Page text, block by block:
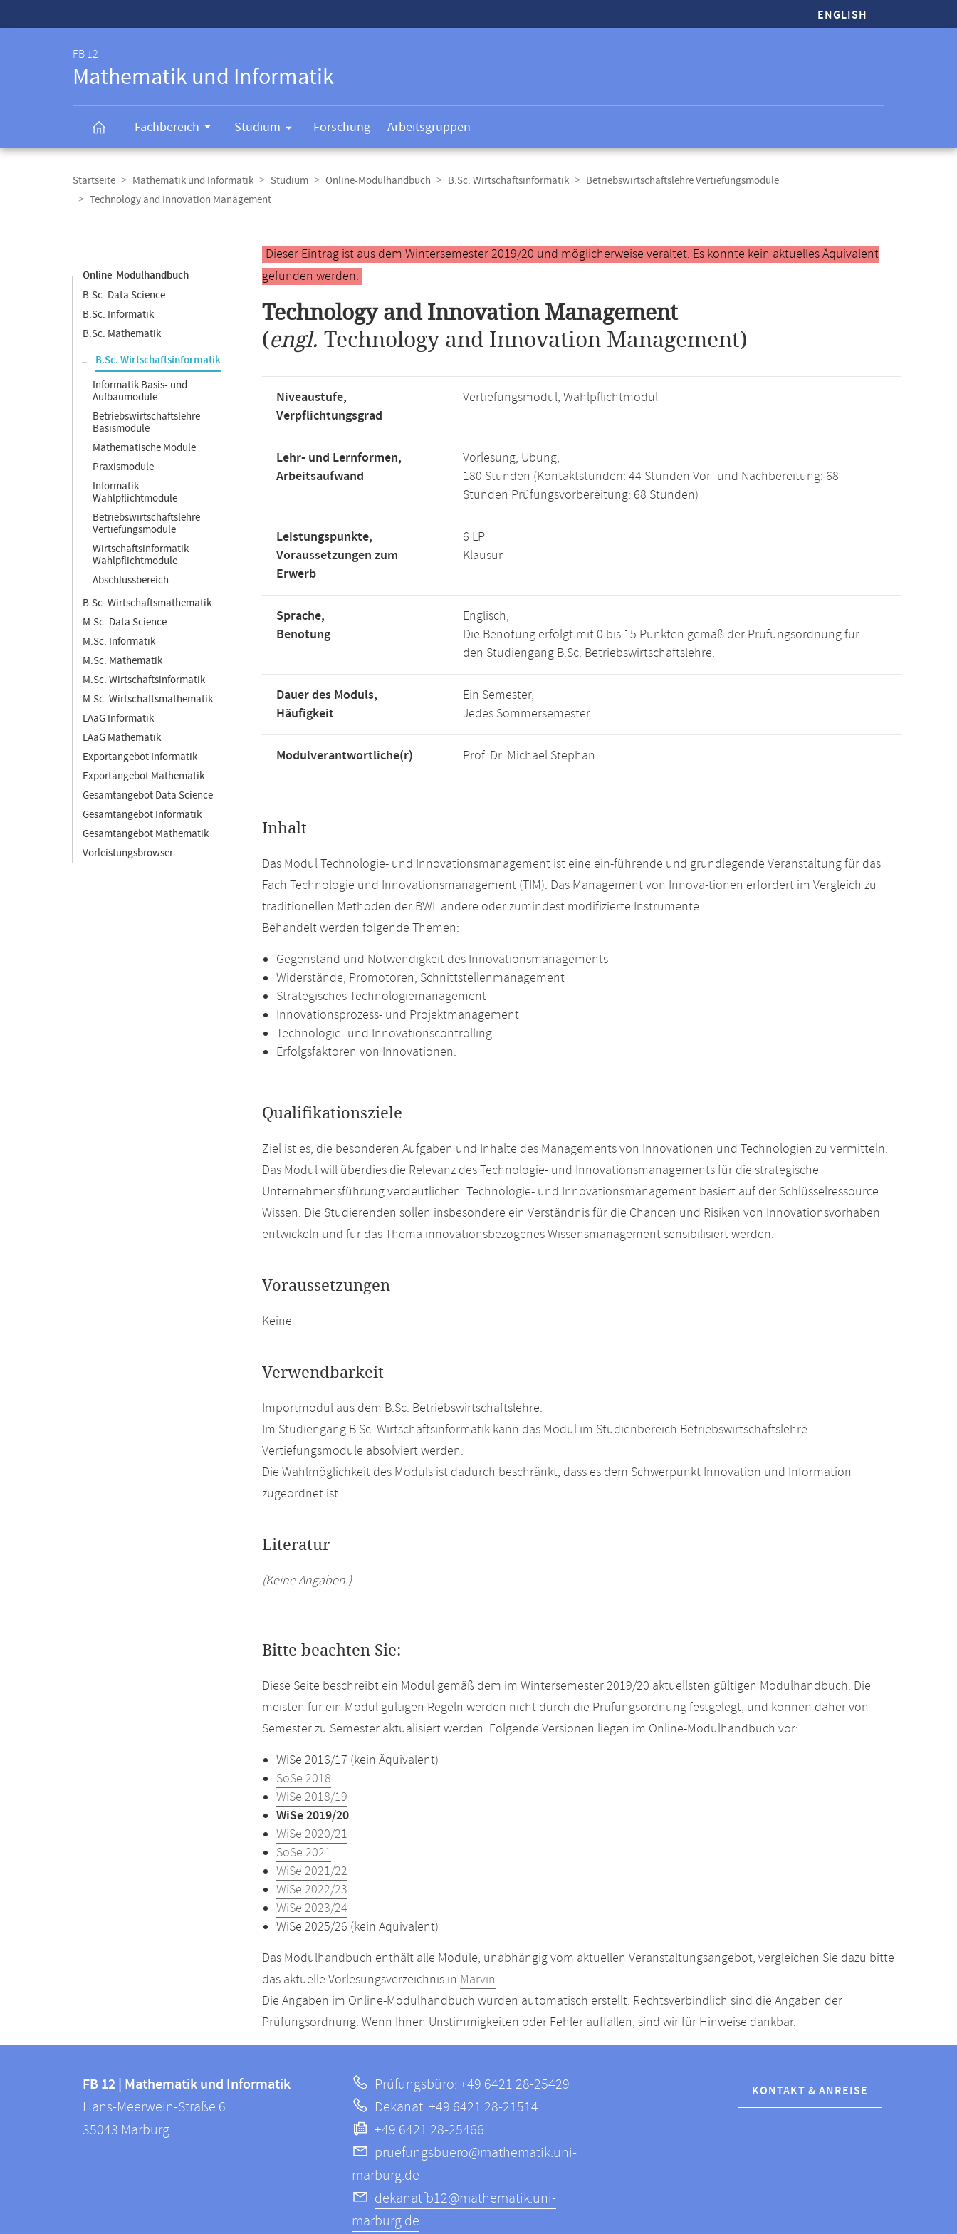
ENGLISH
FB 12
Mathematik und Informatik
Fachbereich Studium Forschung Arbeitsgruppen
Navigation
Startseite Mathematik und Informatik Studium Online-Modulhandbuch B.Sc. Wirtschaftsinformatik
Betriebswirtschaftslehre Vertiefungsmodule
Technology and Innovation Management
Online-Modulhandbuch
B.Sc. Data Science
B.Sc. Informatik
B.Sc. Mathematik
B.Sc. Wirtschaftsinformatik
Informatik Basis- und
Aufbaumodule
Betriebswirtschaftslehre
Basismodule
Mathematische Module
Praxismodule
Informatik
Wahlpflichtmodule
Betriebswirtschaftslehre
Vertiefungsmodule
Wirtschaftsinformatik
Wahlpflichtmodule
Abschlussbereich
B.Sc. Wirtschaftsmathematik
M.Sc. Data Science
M.Sc. Informatik
M.Sc. Mathematik
M.Sc. Wirtschaftsinformatik
M.Sc. Wirtschaftsmathematik
LAaG Informatik
LAaG Mathematik
Exportangebot Informatik
Exportangebot Mathematik
Gesamtangebot Data Science
Gesamtangebot Informatik
Gesamtangebot Mathematik
Vorleistungsbrowser
Hauptinhalt
Dieser Eintrag ist aus dem Wintersemester 2019/20 und möglicherweise veraltet. Es konnte kein aktuelles Äquivalent
gefunden werden.
Technology and Innovation Management
(engl. Technology and Innovation Management)
Niveaustufe,
Verpflichtungsgrad
Vertiefungsmodul, Wahlpflichtmodul
Lehr- und Lernformen,
Arbeitsaufwand
Vorlesung, Übung,
180 Stunden (Kontaktstunden: 44 Stunden Vor- und Nachbereitung: 68
Stunden Prüfungsvorbereitung: 68 Stunden)
Leistungspunkte,
Voraussetzungen zum
Erwerb
6 LP
Klausur
Sprache,
Benotung
Englisch,
Die Benotung erfolgt mit 0 bis 15 Punkten gemäß der Prüfungsordnung für
den Studiengang B.Sc. Betriebswirtschaftslehre.
Dauer des Moduls,
Häufigkeit
Ein Semester,
Jedes Sommersemester
Modulverantwortliche(r) Prof. Dr. Michael Stephan
Inhalt
Das Modul Technologie- und Innovationsmanagement ist eine ein-führende und grundlegende Veranstaltung für das
Fach Technologie und Innovationsmanagement (TIM). Das Management von Innova-tionen erfordert im Vergleich zu
traditionellen Methoden der BWL andere oder zumindest modifizierte Instrumente.
Behandelt werden folgende Themen:
Gegenstand und Notwendigkeit des Innovationsmanagements
Widerstände, Promotoren, Schnittstellenmanagement
Strategisches Technologiemanagement
Innovationsprozess- und Projektmanagement
Technologie- und Innovationscontrolling
Erfolgsfaktoren von Innovationen.
Qualifikationsziele
Ziel ist es, die besonderen Aufgaben und Inhalte des Managements von Innovationen und Technologien zu vermitteln.
Das Modul will überdies die Relevanz des Technologie- und Innovationsmanagements für die strategische
Unternehmensführung verdeutlichen: Technologie- und Innovationsmanagement basiert auf der Schlüsselressource
Wissen. Die Studierenden sollen insbesondere ein Verständnis für die Chancen und Risiken von Innovationsvorhaben
entwickeln und für das Thema innovationsbezogenes Wissensmanagement sensibilisiert werden.
Voraussetzungen
Keine
Verwendbarkeit
Importmodul aus dem B.Sc. Betriebswirtschaftslehre.
Im Studiengang B.Sc. Wirtschaftsinformatik kann das Modul im Studienbereich Betriebswirtschaftslehre
Vertiefungsmodule absolviert werden.
Die Wahlmöglichkeit des Moduls ist dadurch beschränkt, dass es dem Schwerpunkt Innovation und Information
zugeordnet ist.
Literatur
(Keine Angaben.)
Bitte beachten Sie:
Diese Seite beschreibt ein Modul gemäß dem im Wintersemester 2019/20 aktuellsten gültigen Modulhandbuch. Die
meisten für ein Modul gültigen Regeln werden nicht durch die Prüfungsordnung festgelegt, und können daher von
Semester zu Semester aktualisiert werden. Folgende Versionen liegen im Online-Modulhandbuch vor:
WiSe 2016/17 (kein Äquivalent)
SoSe 2018
WiSe 2018/19
WiSe 2019/20
WiSe 2020/21
SoSe 2021
WiSe 2021/22
WiSe 2022/23
WiSe 2023/24
WiSe 2025/26 (kein Äquivalent)
Das Modulhandbuch enthält alle Module, unabhängig vom aktuellen Veranstaltungsangebot, vergleichen Sie dazu bitte
das aktuelle Vorlesungsverzeichnis in Marvin.
Die Angaben im Online-Modulhandbuch wurden automatisch erstellt. Rechtsverbindlich sind die Angaben der
Prüfungsordnung. Wenn Ihnen Unstimmigkeiten oder Fehler auffallen, sind wir für Hinweise dankbar.
Informationen
FB
12
FB 12 | Mathematik und Informatik
Hans-Meerwein-Straße 6
35043 Marburg
Prüfungsbüro: +49 6421 28-25429
Dekanat: +49 6421 28-21514
+49 6421 28-25466
pruefungsbuero@mathematik.uni-
marburg.de
dekanatfb12@mathematik.uni-
marburg.de
KONTAKT & ANREISE